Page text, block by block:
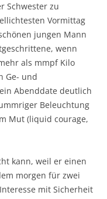
Schwester zu
Vormittag
jungen Mann
wenn
als mmpf Kilo
Ge- und
Abenddate deutlich
Beleuchtung
Mut (liquid courage,
kann, weil er einen
morgen für zwei
mit Sicherheit